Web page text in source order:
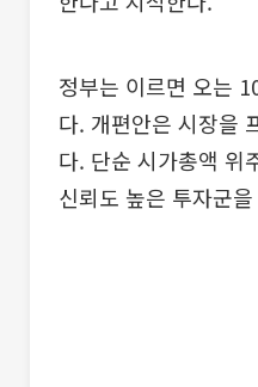
정부는 이르면 오는
다. 개편안은 시장을
다. 단순 시가총액 위
신뢰도 높은 투자군